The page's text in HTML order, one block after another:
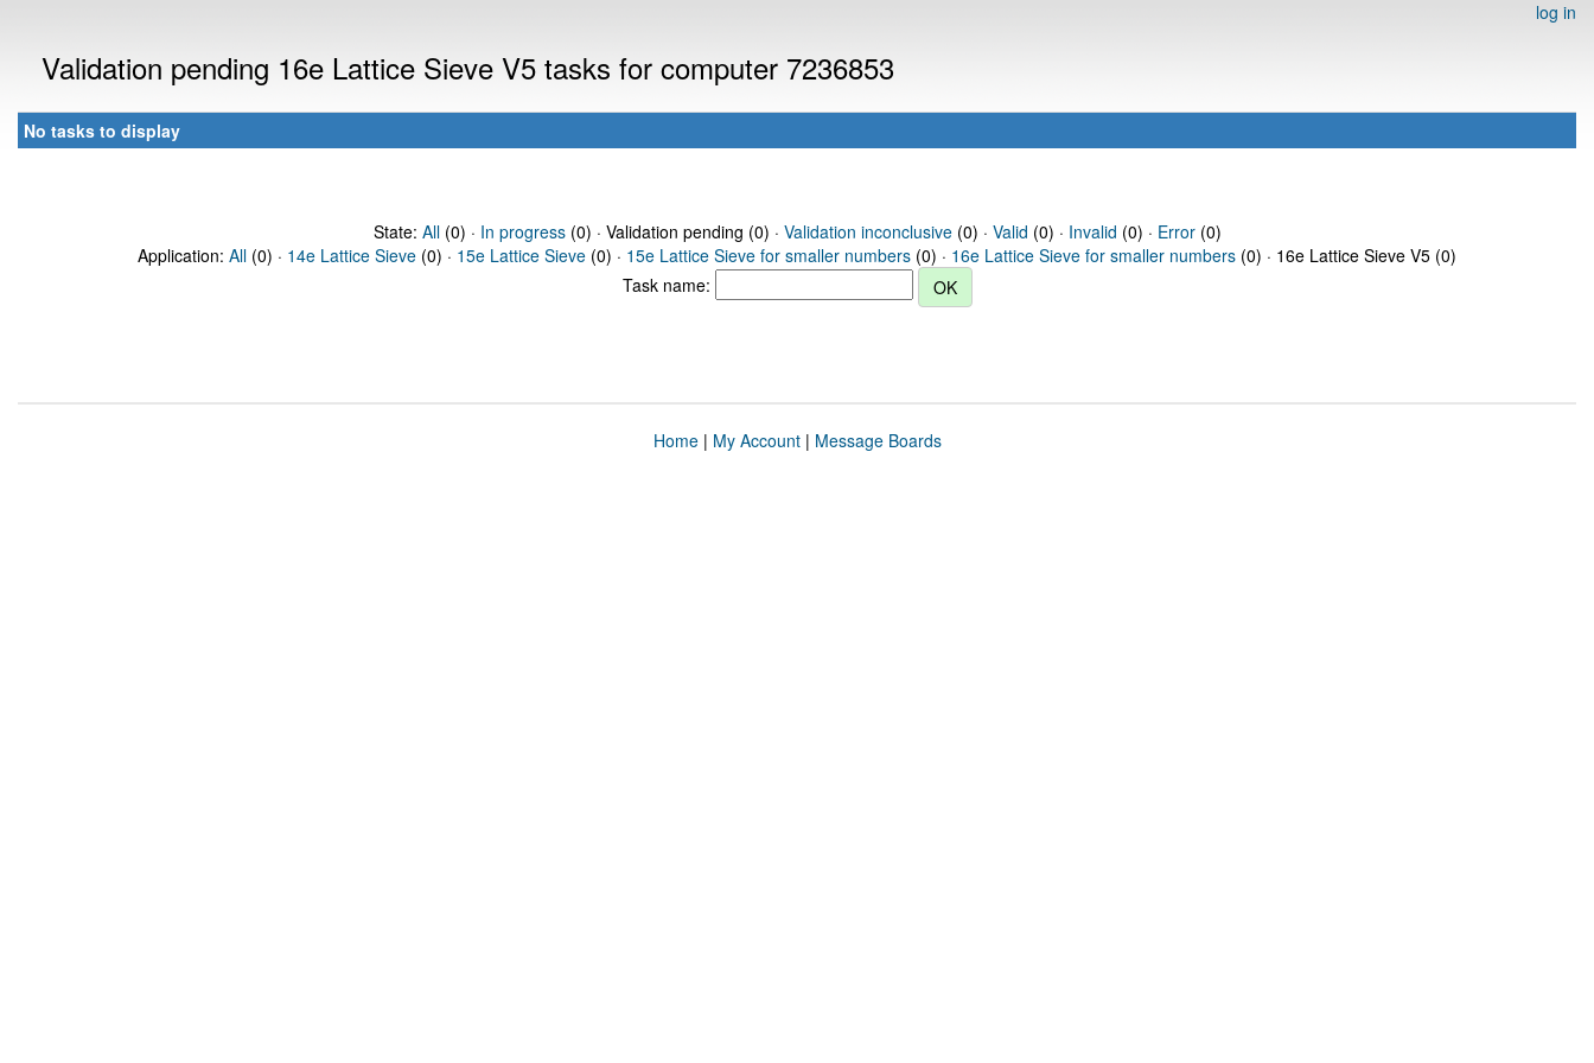
log in
Validation pending 16e Lattice Sieve V5 tasks for computer 7236853
No tasks to display
State: All(0) · In progress(0) · Validation pending (0) · Validation inconclusive(0) · Valid (0) · Invalid (0) · Error(0)
Application: All (0) · 14e Lattice Sieve (0) · 15e Lattice Sieve (0) · 15e Lattice Sieve for smaller numbers (0) · 16e Lattice Sieve for smaller numbers (0) · 16e Lattice Sieve V5 (0)
Task name:
Home| My Account| Message Boards